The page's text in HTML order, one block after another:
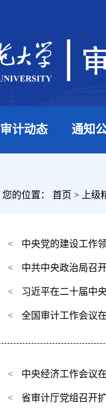
审计动态 通知
您的位置： 首页 > 上级
< 中央党的建设工作
< 中共中央政治局召
< 习近平在二十届中
< 全国审计工作会议
< 中央经济工作会议
< 省审计厅党组召开